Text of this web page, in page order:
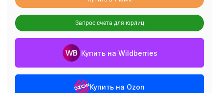
Запрос счета для юрлиц
Купить на Wildberries
Купить на Ozon